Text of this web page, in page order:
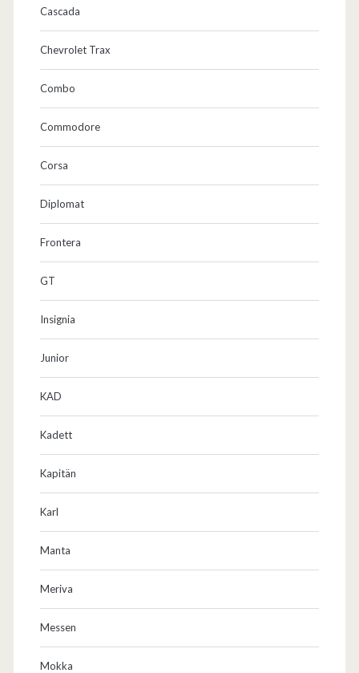
Cascada
Chevrolet Trax
Combo
Commodore
Corsa
Diplomat
Frontera
GT
Insignia
Junior
KAD
Kadett
Kapitän
Karl
Manta
Meriva
Messen
Mokka